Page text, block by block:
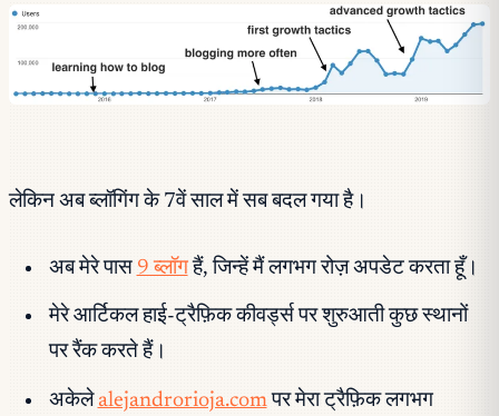
लेकिन अब ब्लॉगिंग के 7वें साल में सब बदल गया है।
अब मेरे पास 9 ब्लॉगहैं, जिन्हें मैं लगभग रोज़ अपडेट करता हूँ।
मेरे आर्टिकल हाई-ट्रैफ़िक कीवर्ड्स पर शुरुआती कुछ स्थानों
पर रैंक करते हैं।
अकेले alejandrorioja.comपर मेरा ट्रैफ़िक लगभग